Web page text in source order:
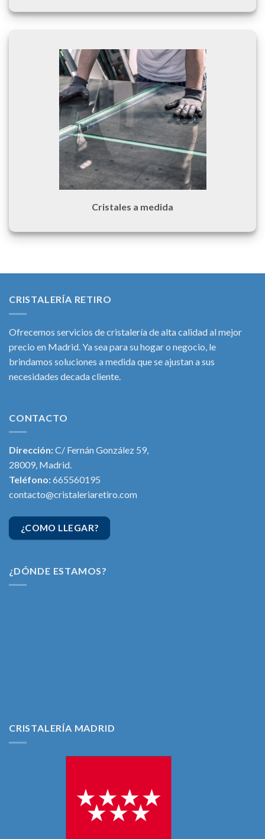
Cristales a medida
CRISTALERÍA RETIRO
Ofrecemos servicios de cristalería de alta calidad al mejor
precio en Madrid. Ya sea para su hogar o negocio, le
brindamos soluciones a medida que se ajustan a sus
necesidades decada cliente.
CONTACTO
Dirección:C/ Fernán González 59,
28009, Madrid.
Teléfono:665560195
contacto@cristaleriaretiro.com
¿COMO LLEGAR?
¿DÓNDE ESTAMOS?
CRISTALERÍA MADRID